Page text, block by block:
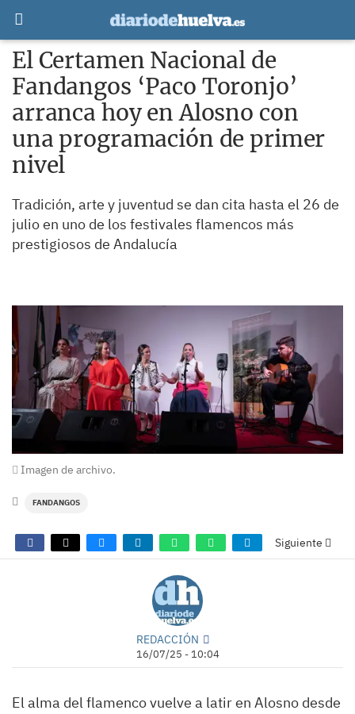
El Certamen Nacional de
Fandangos ‘Paco Toronjo’
arranca hoy en Alosno con
una programación de primer
nivel
Tradición, arte y juventud se dan cita hasta el 26 de
julio en uno de los festivales flamencos más
prestigiosos de Andalucía
Imagen de archivo.
FANDANGOS
Siguiente
REDACCIÓN
16/07/25 - 10:04
El alma del flamenco vuelve a latir en Alosno desde